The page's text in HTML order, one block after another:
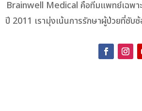
Brainwell Medical คือทีมแพทย์เฉพา
ปี 2011 เรามุ่งเน้นการรักษาผู้ป่วยที่ซั